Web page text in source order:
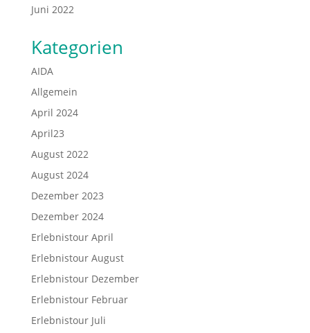
Juni 2022
Kategorien
AIDA
Allgemein
April 2024
April23
August 2022
August 2024
Dezember 2023
Dezember 2024
Erlebnistour April
Erlebnistour August
Erlebnistour Dezember
Erlebnistour Februar
Erlebnistour Juli